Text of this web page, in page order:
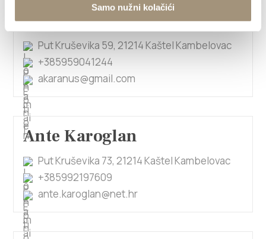
Samo nužni kolačići
Ante Karanušić
Put Kruševika 59, 21214 Kaštel Kambelovac
+385959041244
akaranus@gmail.com
Ante Karoglan
Put Kruševika 73, 21214 Kaštel Kambelovac
+385992197609
ante.karoglan@net.hr